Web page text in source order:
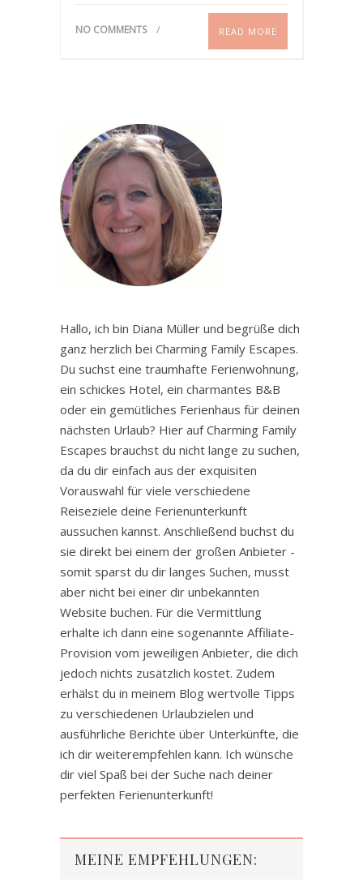
NO COMMENTS READ MORE
Hallo, ich bin Diana Müller und begrüße dich
ganz herzlich bei Charming Family Escapes.
Du suchst eine traumhafte Ferienwohnung,
ein schickes Hotel, ein charmantes B&B
oder ein gemütliches Ferienhaus für deinen
nächsten Urlaub? Hier auf Charming Family
Escapes brauchst du nicht lange zu suchen,
da du dir einfach aus der exquisiten
Vorauswahl für viele verschiedene
Reiseziele deine Ferienunterkunft
aussuchen kannst. Anschließend buchst du
sie direkt bei einem der großen Anbieter -
somit sparst du dir langes Suchen, musst
aber nicht bei einer dir unbekannten
Website buchen. Für die Vermittlung
erhalte ich dann eine sogenannte Affiliate-
Provision vom jeweiligen Anbieter, die dich
jedoch nichts zusätzlich kostet. Zudem
erhälst du in meinem Blog wertvolle Tipps
zu verschiedenen Urlaubzielen und
ausführliche Berichte über Unterkünfte, die
ich dir weiterempfehlen kann. Ich wünsche
dir viel Spaß bei der Suche nach deiner
perfekten Ferienunterkunft!
MEINE EMPFEHLUNGEN: